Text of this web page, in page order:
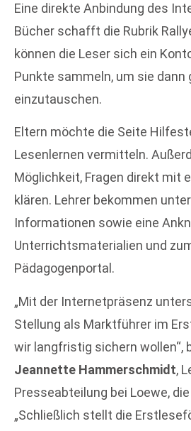
Eine direkte Anbindung des
Bücher schafft die Rubrik
können die Leser sich ein
Punkte sammeln, um sie dann
einzutauschen.
Eltern möchte die Seite
Lesenlernen vermitteln.
Möglichkeit, Fragen direkt mit
klären. Lehrer bekommen
Informationen sowie eine
Unterrichtsmaterialien und
Pädagogenportal.
„Mit der Internetpräsenz
Stellung als Marktführer im
wir langfristig sichern wollen“,
Jeannette Hammerschmidt,
Presseabteilung bei Loewe,
„Schließlich stellt die